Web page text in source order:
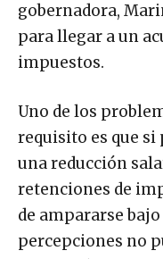
gobernadora,
para llegar a un
impuestos.
Uno de los
requisito es que
una reducción
retenciones de
de ampararse
percepciones no